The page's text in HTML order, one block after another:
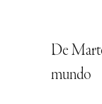
De
mundo